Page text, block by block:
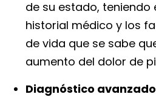
de su estado, teniendo
historial médico y los
de vida que se sabe
aumento del dolor de
Diagnóstico